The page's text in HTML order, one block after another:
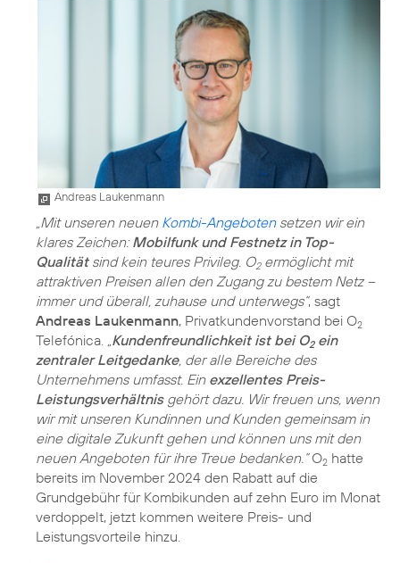
Andreas Laukenmann
„Mit unseren neuen Kombi-Angebotensetzen wir ein
klares Zeichen: Mobilfunk und Festnetz in Top-
Qualitätsind kein teures Privileg. O2ermöglicht mit
attraktiven Preisen allen den Zugang zu bestem Netz –
immer und überall, zuhause und unterwegs“, sagt
Andreas Laukenmann, Privatkundenvorstand bei O2
Telefónica. „Kundenfreundlichkeit ist bei O2ein
zentraler Leitgedanke, der alle Bereiche des
Unternehmens umfasst. Ein exzellentes Preis-
Leistungsverhältnisgehört dazu. Wir freuen uns, wenn
wir mit unseren Kundinnen und Kunden gemeinsam in
eine digitale Zukunft gehen und können uns mit den
neuen Angeboten für ihre Treue bedanken.“O2 hatte
bereits im November 2024 den Rabatt auf die
Grundgebühr für Kombikunden auf zehn Euro im Monat
verdoppelt, jetzt kommen weitere Preis- und
Leistungsvorteile hinzu.